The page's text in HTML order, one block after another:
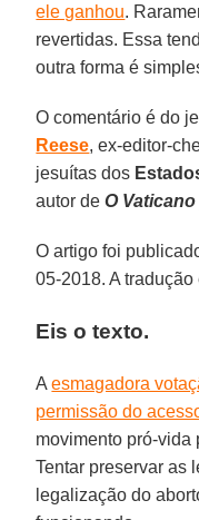
ele ganhou.
revertidas. Essa
outra forma é
O comentário é do
Reese, ex-editor-
jesuítas dos
autor deO
O artigo foi
05-2018. A tradução
Eis o texto.
Aesmagadora
permissão do
movimento pró-vida
Tentar preservar as
legalização do